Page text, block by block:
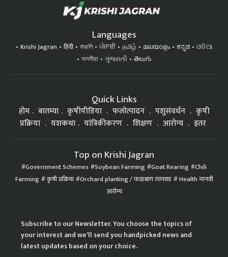
Languages
Krishi Jagran हिंदी বাঙালি ਪੰਜਾਬੀ தமிழ் മലയാളം ಕನ್ನಡ
ଓଡିଆ
অসমীয়া
ગુજરાતી తెలుగు
Quick Links
होम बातम्या कृषीपीडिया फलोत्पादन पशुसंवर्धन
कृषी
प्रक्रिया
यशकथा यांत्रिकीकरण शिक्षण आरोग्य इतर
Top on Krishi Jagran
Government Schemes Soybean Farming Goat Rearing Chili
Farming कृषी प्रक्रिया Orchard planting / फळबाग लागवड Health मानवी
आरोग्य
Subscribe to our Newsletter. You choose the topics of
your interest and we'll send you handpicked news and
latest updates based on your choice.